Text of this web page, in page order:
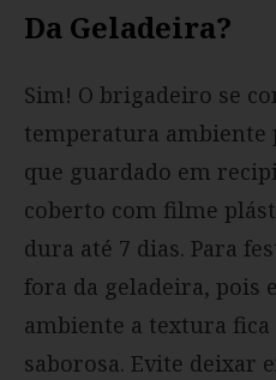
Da Geladeira?
Sim! O brigadeiro se
temperatura ambiente
que guardado em
coberto com filme
dura até 7 dias. Para
fora da geladeira, pois
ambiente a textura fica
saborosa. Evite deixar